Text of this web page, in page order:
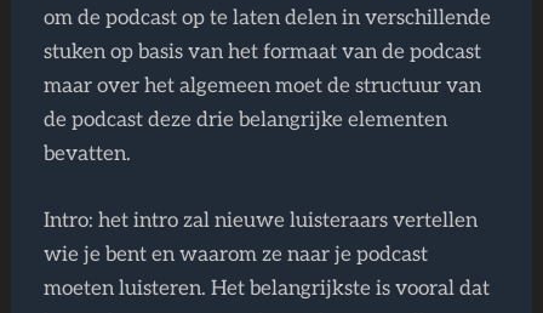
om de podcast op te laten delen in verschillende
stuken op basis van het formaat van de podcast
maar over het algemeen moet de structuur van
de podcast deze drie belangrijke elementen
bevatten.
Intro: het intro zal nieuwe luisteraars vertellen
wie je bent en waarom ze naar je podcast
moeten luisteren. Het belangrijkste is vooral dat